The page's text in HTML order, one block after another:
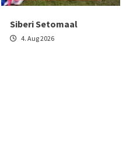
Siberi Setomaal
4. Aug 2026